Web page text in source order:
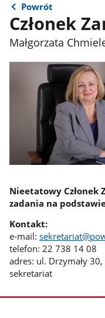
Powrót
Członek
Małgorzata
Nieetatowy Członek
zadania na
Kontakt:
e-mail:
telefon: 22 738 14 08
adres: ul. Drzymały
sekretariat